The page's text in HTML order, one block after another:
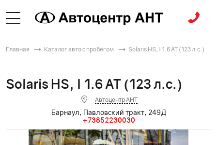
Главная Каталог авто с пробегом Solaris HS, I 1.6 AT (123 л.с.)
Solaris HS, I 1.6 AT (123 л.с.)
Автоцентр АНТ
Барнаул, Павловский тракт, 249Д
+73852230030